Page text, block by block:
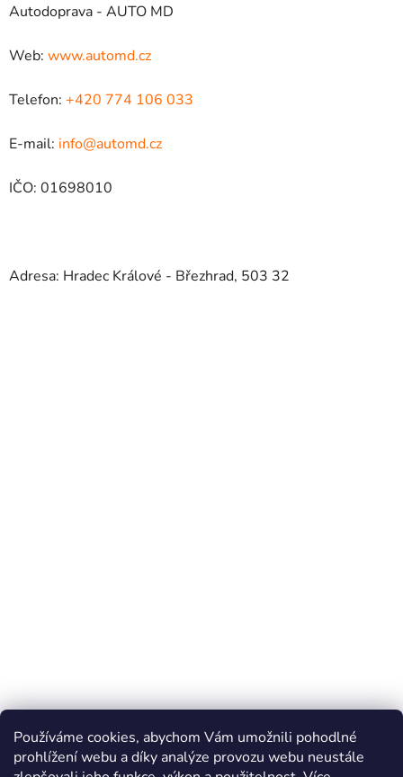
Používáme cookies, abychom Vám umožnili pohodlné
prohlížení webu a díky analýze provozu webu neustále
Autodoprava - AUTO MD
Web: www.automd.cz
Telefon: +420 774 106 033
E-mail: info@automd.cz
IČO: 01698010
Adresa: Hradec Králové - Březhrad, 503 32